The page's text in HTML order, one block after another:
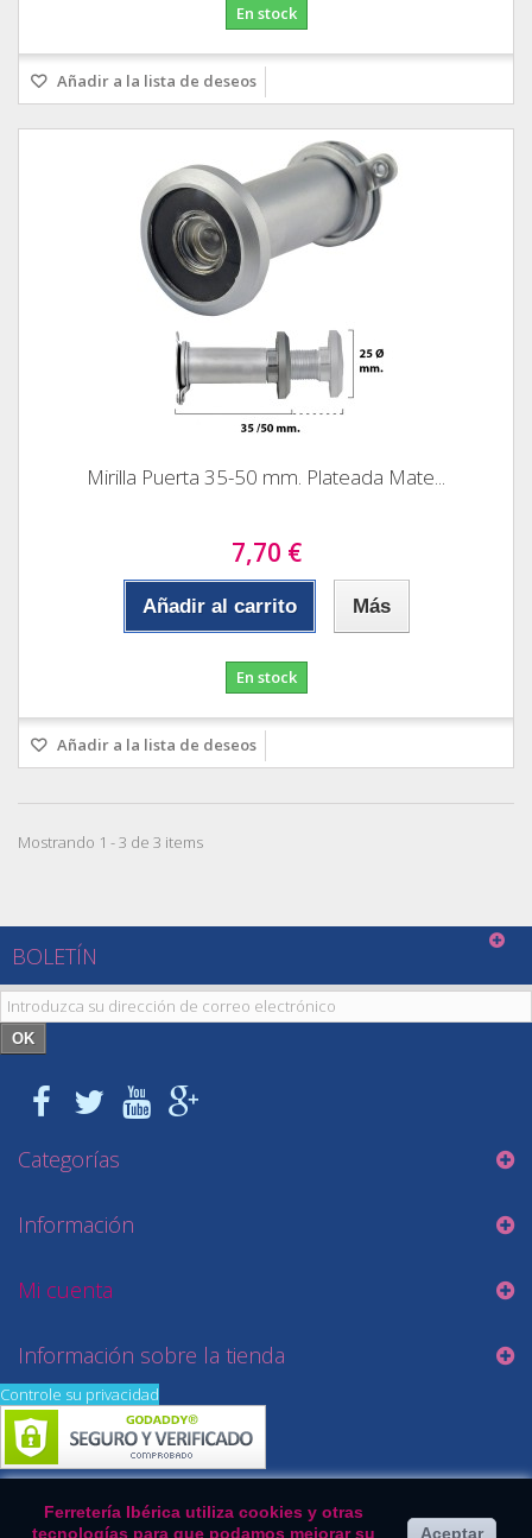
En stock
Añadir a la lista de deseos
Mirilla Puerta 35-50 mm. Plateada Mate...
7,70 €
Añadir al carrito Más
En stock
Añadir a la lista de deseos
Mostrando 1 - 3 de 3 items
BOLETÍN
OK
Categorías
Información
Mi cuenta
Información sobre la tienda
Ferretería Ibérica utiliza cookies y otras
tecnologías para que podamos mejorar su
Aceptar
Controle su privacidad